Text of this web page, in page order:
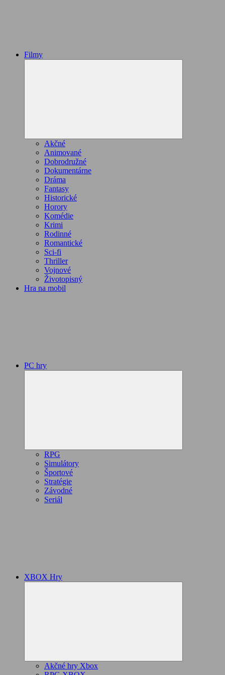
Filmy
Akčné
Animované
Dobrodružné
Dokumentárne
Dráma
Fantasy
Historické
Horory
Komédie
Krimi
Rodinné
Romantické
Sci-fi
Thriller
Vojnové
Životopisný
Hra na mobil
PC hry
RPG
Simulátory
Športové
Stratégie
Závodné
Seriál
XBOX Hry
Akčné hry Xbox